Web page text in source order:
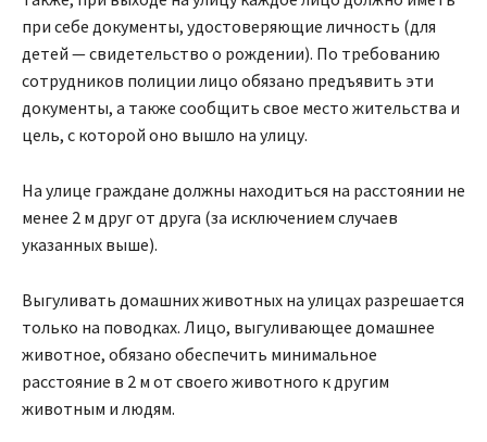
при себе документы, удостоверяющие личность (для
детей — свидетельство о рождении). По требованию
сотрудников полиции лицо обязано предъявить эти
документы, а также сообщить свое место жительства и
цель, с которой оно вышло на улицу.
На улице граждане должны находиться на расстоянии не
менее 2 м друг от друга (за исключением случаев
указанных выше).
Выгуливать домашних животных на улицах разрешается
только на поводках. Лицо, выгуливающее домашнее
животное, обязано обеспечить минимальное
расстояние в 2 м от своего животного к другим
животным и людям.